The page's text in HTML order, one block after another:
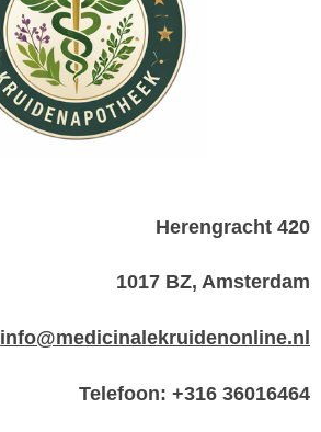
Herengracht 420
1017 BZ, Amsterdam
info@medicinalekruidenonline.nl
Telefoon: +316 36016464